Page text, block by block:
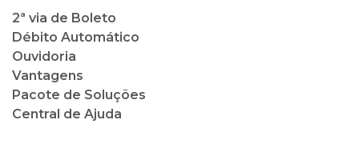
2ª via de Boleto
Débito Automático
Ouvidoria
Vantagens
Pacote de Soluções
Central de Ajuda